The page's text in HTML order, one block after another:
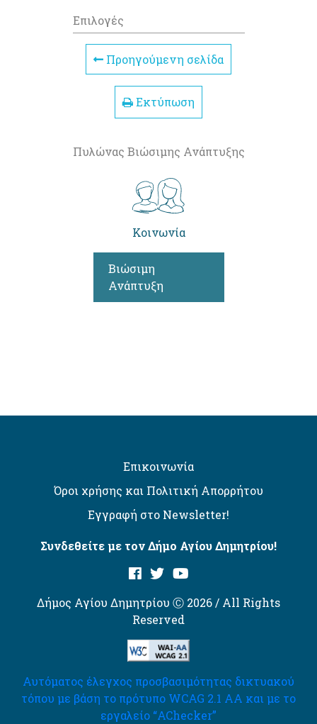
Επιλογές
Προηγούμενη σελίδα
Εκτύπωση
Πυλώνας Βιώσιμης Ανάπτυξης
Κοινωνία
Βιώσιμη
Ανάπτυξη
Επικοινωνία
Όροι χρήσης και Πολιτική Απορρήτου
Εγγραφή στο Newsletter!
Συνδεθείτε με τον Δήμο Αγίου Δημητρίου!
Δήμος Αγίου Δημητρίου Ⓒ 2026 / All Rights
Reserved
Αυτόματος έλεγχος προσβασιμότητας δικτυακού
τόπου με βάση το πρότυπο WCAG 2.1 AA και με το
εργαλείο “AChecker”